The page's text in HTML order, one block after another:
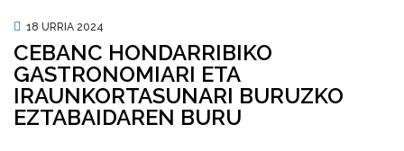
18 URRIA 2024
CEBANC HONDARRIBIKO
GASTRONOMIARI ETA
IRAUNKORTASUNARI BURUZKO
EZTABAIDAREN BURU